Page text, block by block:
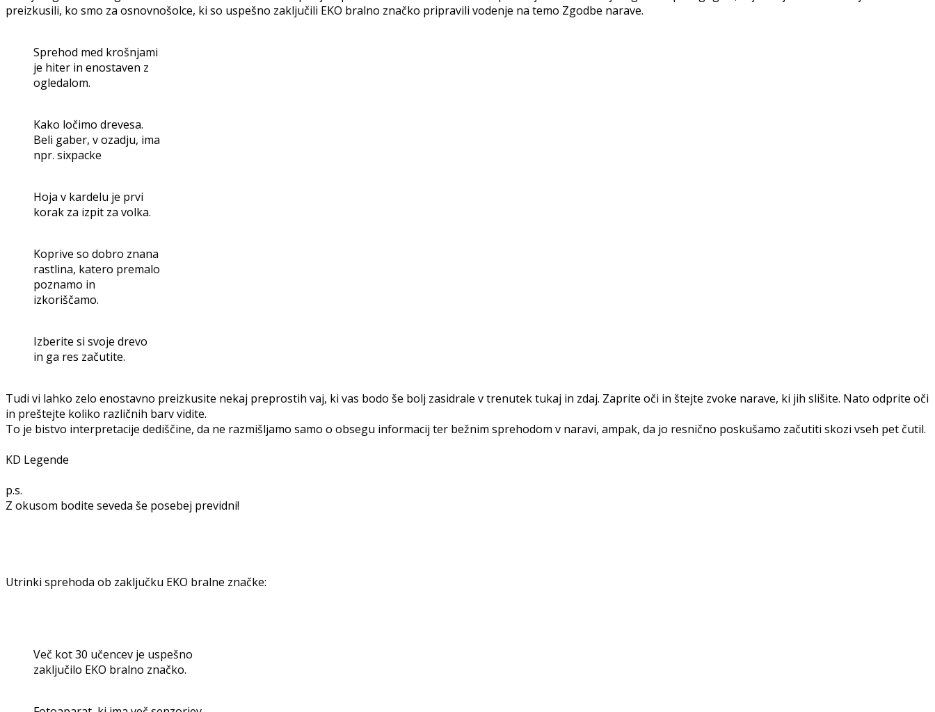
preizkusili, ko smo za osnovnošolce, ki so uspešno zaključili EKO bralno značko pripravili vodenje na temo Zgodbe narave.
Sprehod med krošnjami
je hiter in enostaven z
ogledalom.
Kako ločimo drevesa.
Beli gaber, v ozadju, ima
npr. sixpacke
Hoja v kardelu je prvi
korak za izpit za volka.
Koprive so dobro znana
rastlina, katero premalo
poznamo in
izkoriščamo.
Izberite si svoje drevo
in ga res začutite.
Tudi vi lahko zelo enostavno preizkusite nekaj preprostih vaj, ki vas bodo še bolj zasidrale v trenutek tukaj in zdaj. Zaprite oči in štejte zvoke narave, ki jih slišite. Nato odprite oči
in preštejte koliko različnih barv vidite.
To je bistvo interpretacije dediščine, da ne razmišljamo samo o obsegu informacij ter bežnim sprehodom v naravi, ampak, da jo resnično poskušamo začutiti skozi vseh pet čutil.
KD Legende
p.s.
Z okusom bodite seveda še posebej previdni!
Utrinki sprehoda ob zaključku EKO bralne značke:
Več kot 30 učencev je uspešno
zaključilo EKO bralno značko.